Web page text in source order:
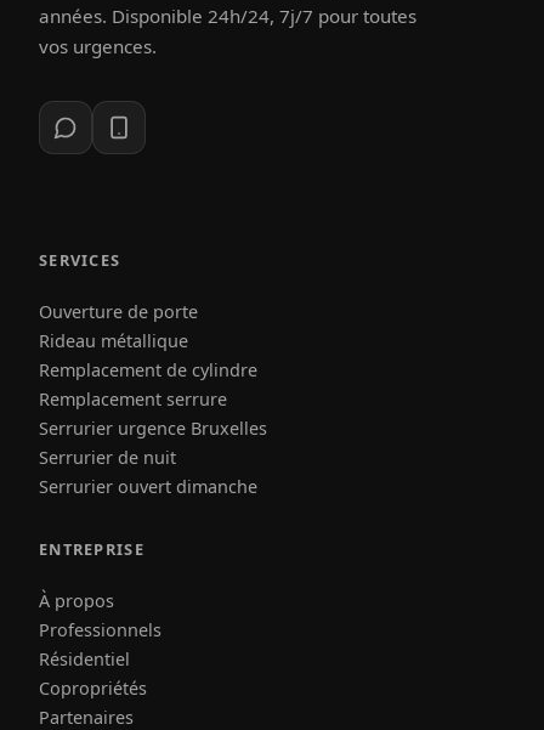
années. Disponible 24h/24, 7j/7 pour toutes
vos urgences.
SERVICES
Ouverture de porte
Rideau métallique
Remplacement de cylindre
Remplacement serrure
Serrurier urgence Bruxelles
Serrurier de nuit
Serrurier ouvert dimanche
ENTREPRISE
À propos
Professionnels
Résidentiel
Copropriétés
Partenaires